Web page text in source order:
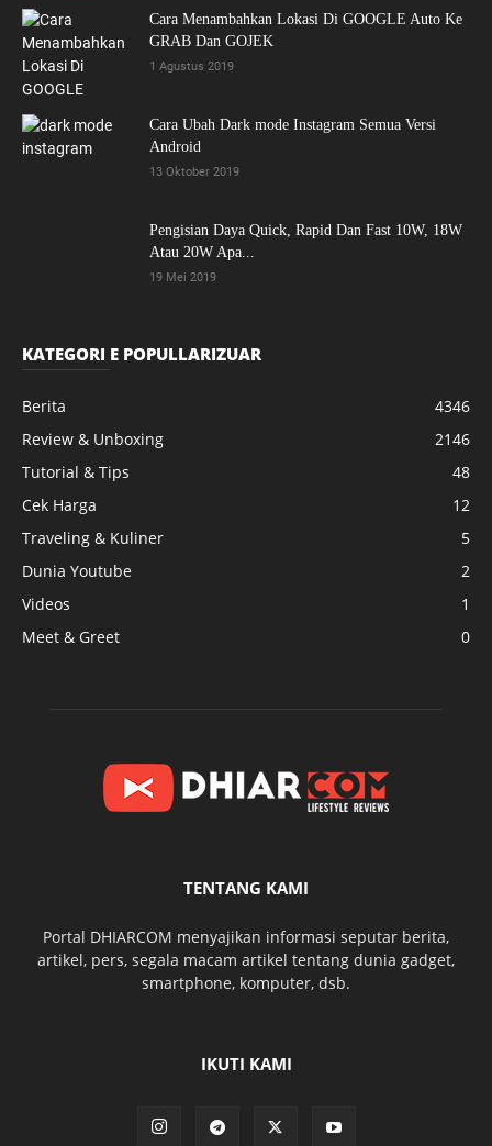
Cara Menambahkan Lokasi Di GOOGLE Auto Ke
GRAB Dan GOJEK
1 Agustus 2019
Cara Ubah Dark mode Instagram Semua Versi
Android
13 Oktober 2019
Pengisian Daya Quick, Rapid Dan Fast 10W, 18W
Atau 20W Apa...
19 Mei 2019
KATEGORI E POPULLARIZUAR
Berita
4346
Review & Unboxing
2146
Tutorial & Tips
48
Cek Harga
12
Traveling & Kuliner
5
Dunia Youtube
2
Videos
1
Meet & Greet
0
TENTANG KAMI
Portal DHIARCOM menyajikan informasi seputar berita,
artikel, pers, segala macam artikel tentang dunia gadget,
smartphone, komputer, dsb.
IKUTI KAMI